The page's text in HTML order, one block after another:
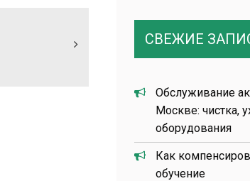
СВЕЖИЕ
Обслуживание
Москве: чистка,
оборудования
Как
обучение